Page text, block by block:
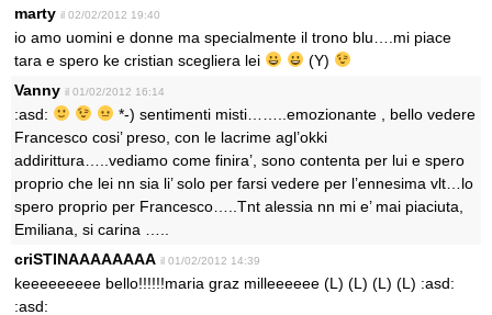
marty il 02/02/2012 19:40
io amo uomini e donne ma specialmente il trono blu….mi piace
tara e spero ke cristian scegliera lei
(Y)
Vanny il 01/02/2012 16:14
:asd:
*-) sentimenti misti……..emozionante , bello vedere
Francesco cosi’ preso, con le lacrime agl’okki
addirittura…..vediamo come finira’, sono contenta per lui e spero
proprio che lei nn sia li’ solo per farsi vedere per l’ennesima vlt…lo
spero proprio per Francesco…..Tnt alessia nn mi e’ mai piaciuta,
Emiliana, si carina …..
criSTINAAAAAAAA il 01/02/2012 14:39
keeeeeeeee bello!!!!!!maria graz milleeeeee (L) (L) (L) (L) :asd:
:asd: